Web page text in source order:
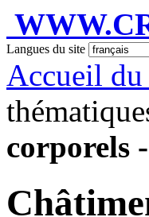
Langues du site
Accueil du
corporels